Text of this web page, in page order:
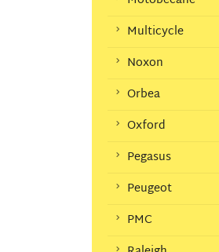
Multicycle
Noxon
Orbea
Oxford
Pegasus
Peugeot
PMC